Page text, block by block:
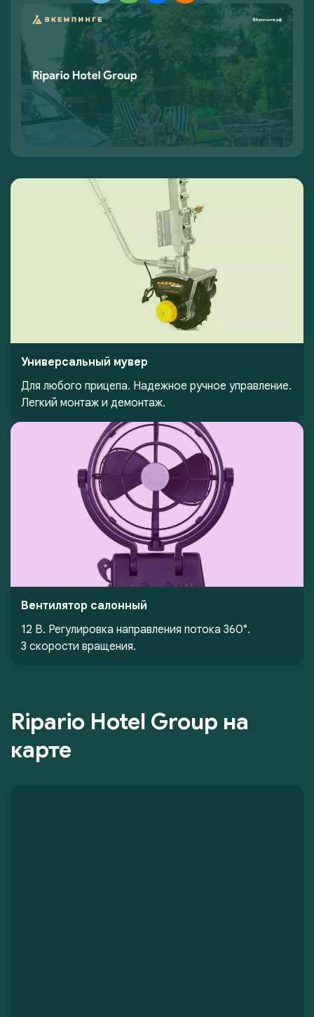
Универсальный мувер
Для любого прицепа. Надежное ручное управление.
Легкий монтаж и демонтаж.
Вентилятор салонный
12 В. Регулировка направления потока 360°.
3 скорости вращения.
Ripario Hotel Group на
карте